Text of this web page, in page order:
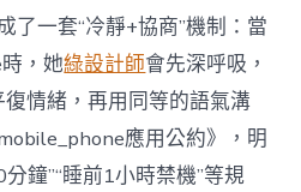
了一套“冷靜+協商”機制：當
，她綠設計師會先深呼吸，
復情緒，再用同等的語氣溝
應用公約》，明
鐘”“睡前1小時禁機”等規